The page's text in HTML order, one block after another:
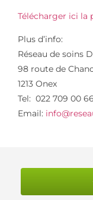
Télécharger ici la
Plus d’info:
Réseau de soins
98 route de
1213 Onex
Tel: 022 709 00 66
Email: